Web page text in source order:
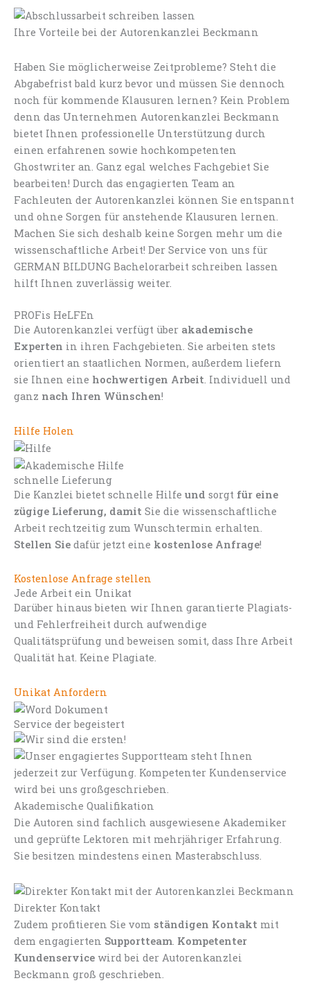
Ihre Vorteile bei der Autorenkanzlei Beckmann
Haben Sie möglicherweise Zeitprobleme? Steht die
Abgabefrist bald kurz bevor und müssen Sie dennoch
noch für kommende Klausuren lernen? Kein Problem
denn das Unternehmen Autorenkanzlei Beckmann
bietet Ihnen professionelle Unterstützung durch
einen erfahrenen sowie hochkompetenten
Ghostwriter an. Ganz egal welches Fachgebiet Sie
bearbeiten! Durch das engagierten Team an
Fachleuten der Autorenkanzlei können Sie entspannt
und ohne Sorgen für anstehende Klausuren lernen.
Machen Sie sich deshalb keine Sorgen mehr um die
wissenschaftliche Arbeit! Der Service von uns für
GERMAN BILDUNG Bachelorarbeit schreiben lassen
hilft Ihnen zuverlässig weiter.
PROFis HeLFEn
Die Autorenkanzlei verfügt über akademische
Experten in ihren Fachgebieten. Sie arbeiten stets
orientiert an staatlichen Normen, außerdem liefern
sie Ihnen eine hochwertigen Arbeit. Individuell und
ganz nach Ihren Wünschen!
Hilfe Holen
schnelle Lieferung
Die Kanzlei bietet schnelle Hilfe und sorgt für eine
zügige Lieferung, damit Sie die wissenschaftliche
Arbeit rechtzeitig zum Wunschtermin erhalten.
Stellen Sie dafür jetzt eine kostenlose Anfrage!
Kostenlose Anfrage stellen
Jede Arbeit ein Unikat
Darüber hinaus bieten wir Ihnen garantierte Plagiats-
und Fehlerfreiheit durch aufwendige
Qualitätsprüfung und beweisen somit, dass Ihre Arbeit
Qualität hat. Keine Plagiate.
Unikat Anfordern
Service der begeistert
Akademische Qualifikation
Die Autoren sind fachlich ausgewiesene Akademiker
und geprüfte Lektoren mit mehrjähriger Erfahrung.
Sie besitzen mindestens einen Masterabschluss.
Direkter Kontakt
Zudem profitieren Sie vom ständigen Kontakt mit
dem engagierten Supportteam. Kompetenter
Kundenservice wird bei der Autorenkanzlei
Beckmann groß geschrieben.